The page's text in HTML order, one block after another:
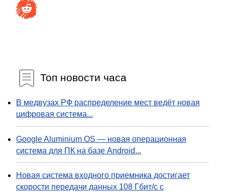
Топ новости часа
В медвузах РФ распределение мест ведёт новая
цифровая система...
Google Aluminium OS — новая операционная
система для ПК на базе Android...
Новая система входного приемника достигает
скорости передачи данных 108 Гбит/с с